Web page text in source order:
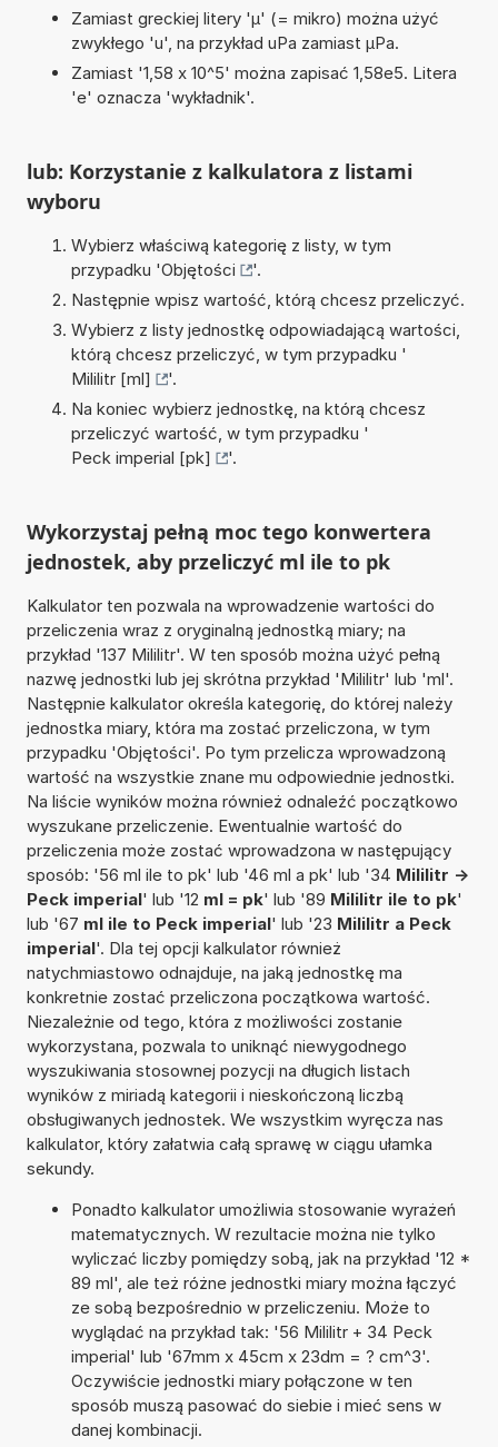
Zamiast greckiej litery 'µ' (= mikro) można użyć
zwykłego 'u', na przykład uPa zamiast µPa.
Zamiast '1,58 x 10^5' można zapisać 1,58e5. Litera
'e' oznacza 'wykładnik'.
lub: Korzystanie z kalkulatora z listami
wyboru
Wybierz właściwą kategorię z listy, w tym
przypadku 'Objętości
'.
Następnie wpisz wartość, którą chcesz przeliczyć.
Wybierz z listy jednostkę odpowiadającą wartości,
którą chcesz przeliczyć, w tym przypadku '
Mililitr [ml]
'.
Na koniec wybierz jednostkę, na którą chcesz
przeliczyć wartość, w tym przypadku '
Peck imperial [pk]
'.
Wykorzystaj pełną moc tego konwertera
jednostek, aby przeliczyć ml ile to pk
Kalkulator ten pozwala na wprowadzenie wartości do
przeliczenia wraz z oryginalną jednostką miary; na
przykład '137 Mililitr'. W ten sposób można użyć pełną
nazwę jednostki lub jej skrótna przykład 'Mililitr' lub 'ml'.
Następnie kalkulator określa kategorię, do której należy
jednostka miary, która ma zostać przeliczona, w tym
przypadku 'Objętości'. Po tym przelicza wprowadzoną
wartość na wszystkie znane mu odpowiednie jednostki.
Na liście wyników można również odnaleźć początkowo
wyszukane przeliczenie. Ewentualnie wartość do
przeliczenia może zostać wprowadzona w następujący
sposób: '56 ml ile to pk' lub '46 ml a pk' lub '34 Mililitr ->
Peck imperial' lub '12 ml = pk' lub '89 Mililitr ile to pk'
lub '67 ml ile to Peck imperial' lub '23 Mililitr a Peck
imperial'. Dla tej opcji kalkulator również
natychmiastowo odnajduje, na jaką jednostkę ma
konkretnie zostać przeliczona początkowa wartość.
Niezależnie od tego, która z możliwości zostanie
wykorzystana, pozwala to uniknąć niewygodnego
wyszukiwania stosownej pozycji na długich listach
wyników z miriadą kategorii i nieskończoną liczbą
obsługiwanych jednostek. We wszystkim wyręcza nas
kalkulator, który załatwia całą sprawę w ciągu ułamka
sekundy.
Ponadto kalkulator umożliwia stosowanie wyrażeń
matematycznych. W rezultacie można nie tylko
wyliczać liczby pomiędzy sobą, jak na przykład '12 *
89 ml', ale też różne jednostki miary można łączyć
ze sobą bezpośrednio w przeliczeniu. Może to
wyglądać na przykład tak: '56 Mililitr + 34 Peck
imperial' lub '67mm x 45cm x 23dm = ? cm^3'.
Oczywiście jednostki miary połączone w ten
sposób muszą pasować do siebie i mieć sens w
danej kombinacji.